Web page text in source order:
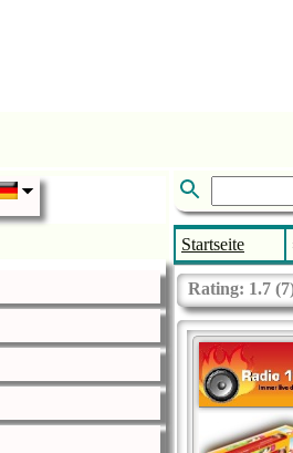
Startseite
Rating: 1.7 (7